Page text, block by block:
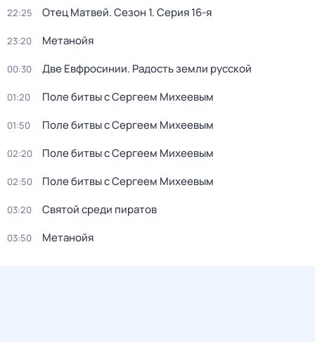
22:25 Отец Матвей. Сезон 1. Серия 16-я
23:20 Метанойя
00:30 Две Евфросинии. Радость земли русской
01:20 Поле битвы c Сергеем Mихеевым
01:50 Поле битвы c Сергеем Mихеевым
02:20 Поле битвы c Сергеем Mихеевым
02:50 Поле битвы c Сергеем Mихеевым
03:20 Святой среди пиратов
03:50 Метанойя